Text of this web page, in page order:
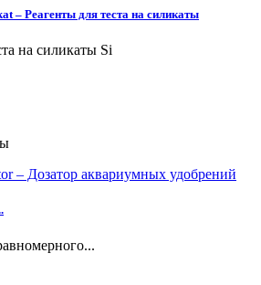
– Реагенты для теста на силикаты
на силикаты Si